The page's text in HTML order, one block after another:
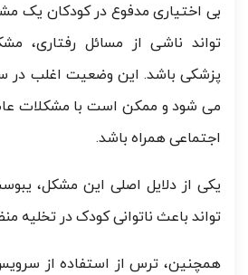
بی اختیاری مدفوع در کودکان یک
تواند ناشی از مسائل رفتاری،
پزشکی باشد. این وضعیت اغلب در
می شود و ممکن است با مشکلات
اجتماعی همراه باشد.
یکی از دلایل اصلی این مشکل،
تواند باعث ناتوانی کودک در تخلیه
همچنین، ترس از استفاده از